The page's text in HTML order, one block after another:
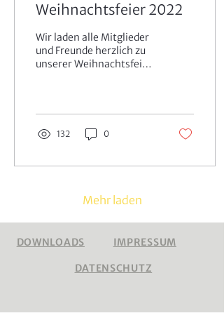
Weihnachtsfeier 2022
Wir laden alle Mitglieder
und Freunde herzlich zu
unserer Weihnachtsfeier
132 0
Mehr laden
DOWNLOADS IMPRESSUM
DATENSCHUTZ